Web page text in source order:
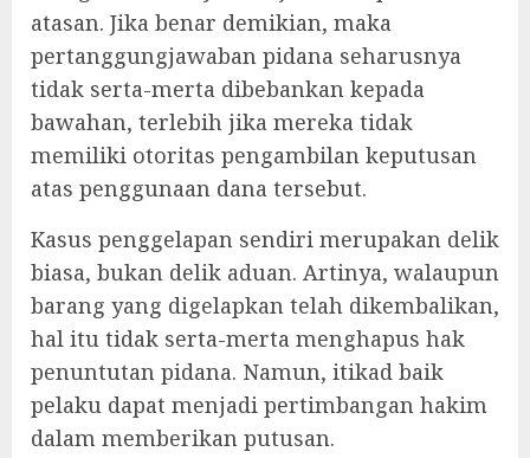
atasan. Jika benar demikian, maka
pertanggungjawaban pidana seharusnya
tidak serta-merta dibebankan kepada
bawahan, terlebih jika mereka tidak
memiliki otoritas pengambilan keputusan
atas penggunaan dana tersebut.
‎Kasus penggelapan sendiri merupakan delik
biasa, bukan delik aduan. Artinya, walaupun
barang yang digelapkan telah dikembalikan,
hal itu tidak serta-merta menghapus hak
penuntutan pidana. Namun, itikad baik
pelaku dapat menjadi pertimbangan hakim
dalam memberikan putusan.